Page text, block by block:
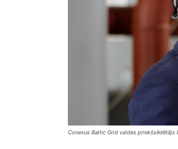
Conexus Baltic Grid valdes priekšsēdētājs